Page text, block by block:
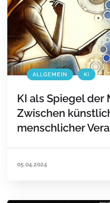
ALLGEMEIN KI
KI als Spiegel der
Zwischen
menschlicher
05.04.2024